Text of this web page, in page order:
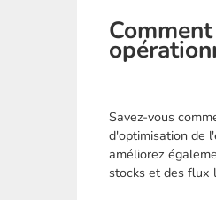
Savez-vous
d'optimisation de
améliorez
stocks et des flux